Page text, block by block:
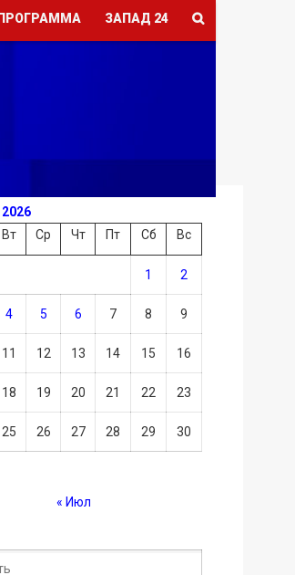
ЗАПАД 24
Вт Ср Чт Пт Сб Вс
1 2
4 5 6 7 8 9
11 12 13 14 15 16
18 19 20 21 22 23
25 26 27 28 29 30
« Июл